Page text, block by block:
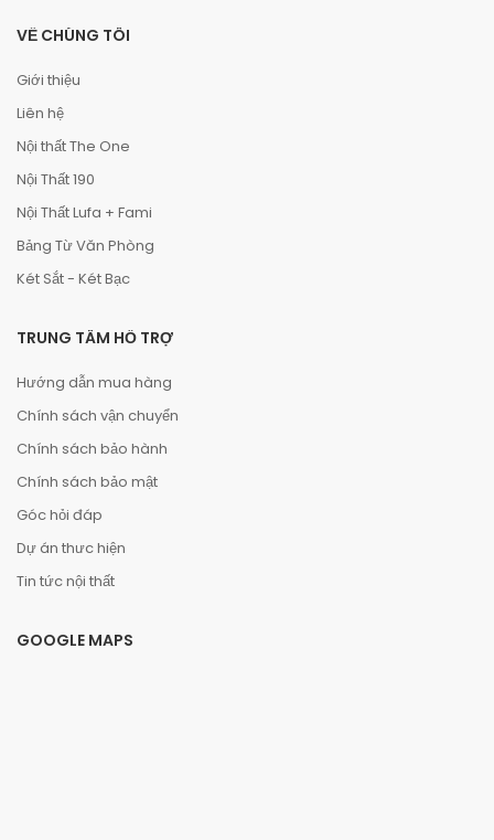
VỀ CHÚNG TÔI
Giới thiệu
Liên hệ
Nội thất The One
Nội Thất 190
Nội Thất Lufa + Fami
Bảng Từ Văn Phòng
Két Sắt - Két Bạc
TRUNG TÂM HỖ TRỢ
Hướng dẫn mua hàng
Chính sách vận chuyển
Chính sách bảo hành
Chính sách bảo mật
Góc hỏi đáp
Dự án thưc hiện
Tin tức nội thất
GOOGLE MAPS